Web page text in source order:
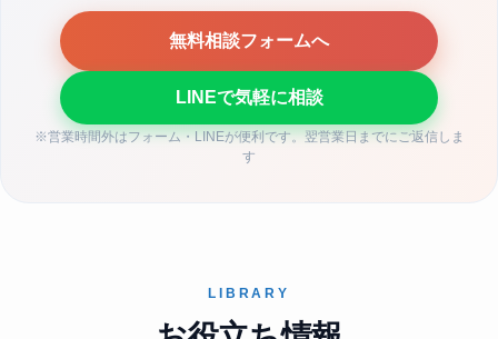
無料相談フォームへ
LINEで気軽に相談
※営業時間外はフォーム・LINEが便利です。翌営業日までにご返信しま
す
LIBRARY